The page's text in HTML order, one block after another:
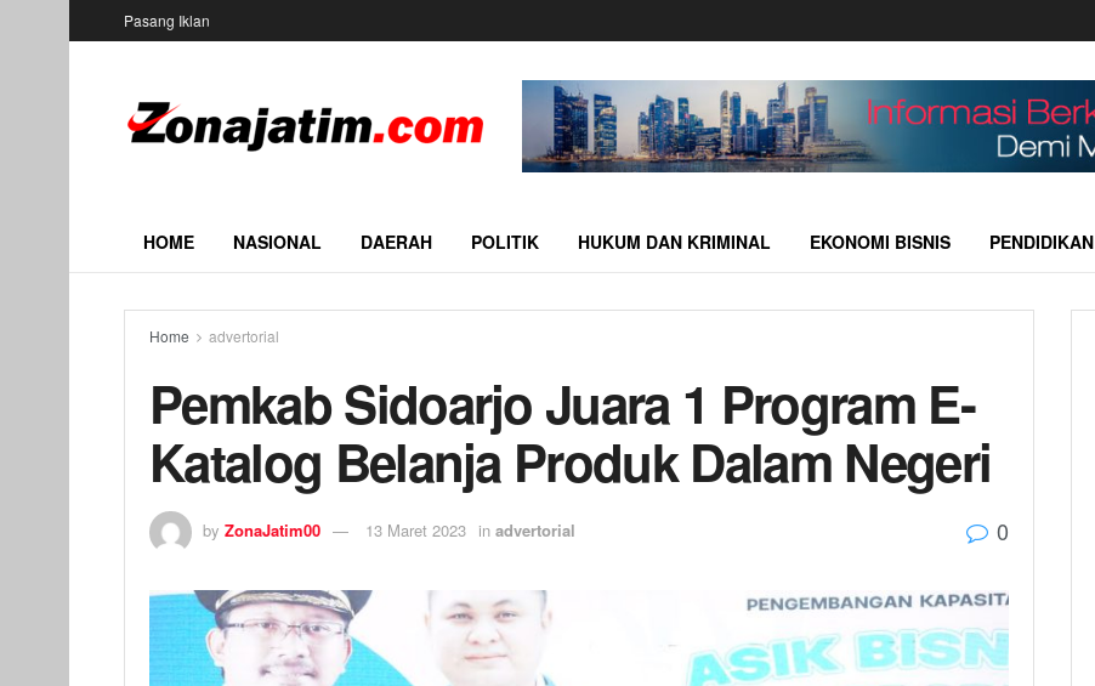
Pasang Iklan
HOME NASIONAL DAERAH POLITIK HUKUM DAN KRIMINAL EKONOMI BISNIS PENDIDIKAN
Home advertorial
Pemkab Sidoarjo Juara 1 Program E-
Katalog Belanja Produk Dalam Negeri
by ZonaJatim00 13 Maret 2023 in advertorial 0